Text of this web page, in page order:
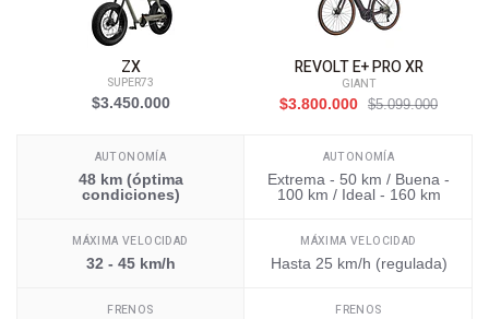
ZX
SUPER73
$3.450.000
AUTONOMÍA
48 km (óptima
condiciones)
MÁXIMA VELOCIDAD
32 - 45 km/h
FRENOS
REVOLT E+ PRO XR
GIANT
$3.800.000
$5.099.000
AUTONOMÍA
Extrema - 50 km / Buena -
100 km / Ideal - 160 km
MÁXIMA VELOCIDAD
Hasta 25 km/h (regulada)
FRENOS